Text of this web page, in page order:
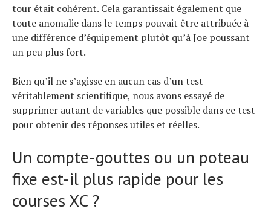
tour était cohérent. Cela garantissait également que
toute anomalie dans le temps pouvait être attribuée à
une différence d’équipement plutôt qu’à Joe poussant
un peu plus fort.
Bien qu’il ne s’agisse en aucun cas d’un test
véritablement scientifique, nous avons essayé de
supprimer autant de variables que possible dans ce test
pour obtenir des réponses utiles et réelles.
Un compte-gouttes ou un poteau
fixe est-il plus rapide pour les
courses XC ?